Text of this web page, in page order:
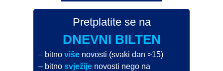
Pretplatite se na
DNEVNI BILTEN
– bitnoviše novosti (svaki dan >15)
– bitnosvježije novosti nego na